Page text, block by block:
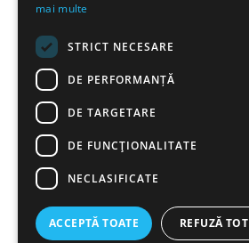
mai multe
STRICT NECESARE
DE PERFORMANȚĂ
DE TARGETARE
DE FUNCŢIONALITATE
NECLASIFICATE
ACCEPTĂ TOATE REFUZĂ TOT